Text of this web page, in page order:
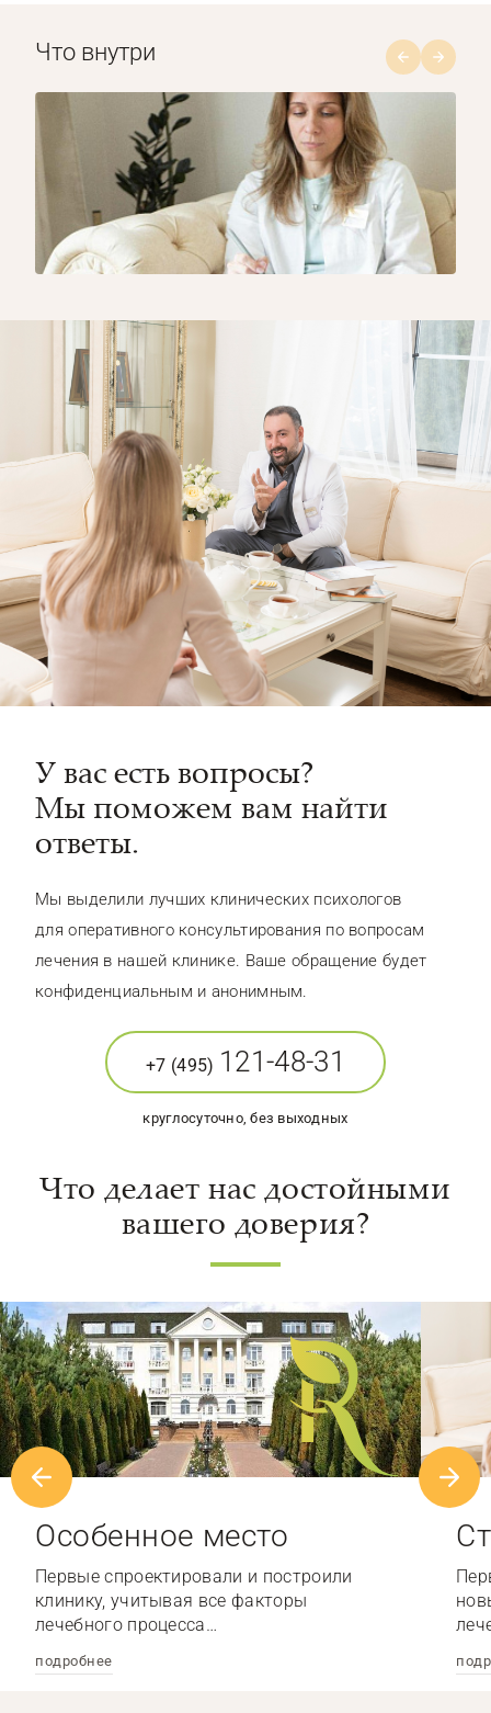
Что внутри
1/8
У вас есть вопросы?
Мы поможем вам найти
ответы.
Мы выделили лучших клинических психологов
для оперативного консультирования по вопросам
лечения в нашей клинике. Ваше обращение будет
конфиденциальным и анонимным.
+7 (495) 121-48-31
круглосуточно, без выходных
Что делает нас достойными
вашего доверия?
Особенное место
Первые спроектировали и построили
клинику, учитывая все факторы
лечебного процесса…
подробнее